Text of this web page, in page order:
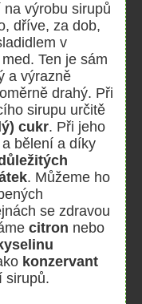
výrobu sirupů
dříve, za dob,
v
Ten je sám
a výrazně
drahý. Při
sirupu určitě
cukr. Při jeho
bělení a díky
. Můžeme ho
se zdravou
citron nebo
konzervant
sirupů.